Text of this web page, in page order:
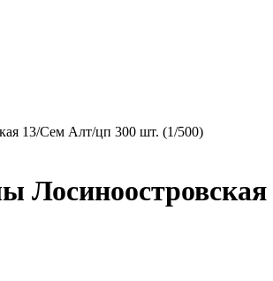
13/Сем Алт/цп 300 шт. (1/500)